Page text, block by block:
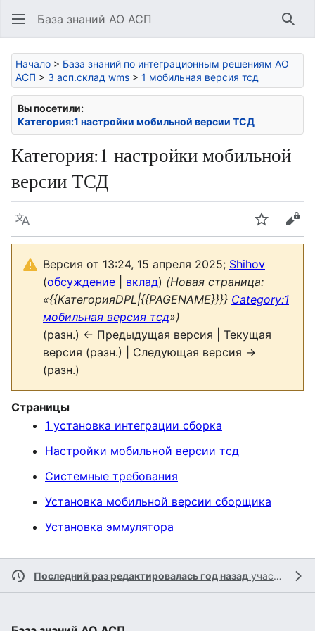
База знаний АО АСП
Начало > База знаний по интеграционным решениям АО
АСП > 3 асп.склад wms > 1 мобильная версия тсд
Вы посетили:
Категория:1 настройки мобильной версии ТСД
Категория:1 настройки мобильной
версии ТСД
Язык Следить
Версия от 13:24, 15 апреля 2025; Shihov
(обсуждение вклад) (Новая страница:
«{{КатегорияDPL|{{PAGENAME}}}} Category:1
мобильная версия тсд»)
(разн.) ← Предыдущая версия | Текущая
версия (разн.) | Следующая версия →
(разн.)
Страницы
1 установка интеграции сборка
Настройки мобильной версии тсд
Системные требования
Установка мобильной версии сборщика
Установка эммулятора
Последний раз редактировалась год назад участником